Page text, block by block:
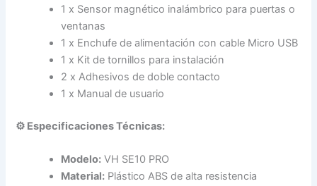
1 x Sensor magnético inalámbrico para puertas o
ventanas
1 x Enchufe de alimentación con cable Micro USB
1 x Kit de tornillos para instalación
2 x Adhesivos de doble contacto
1 x Manual de usuario
⚙️ Especificaciones Técnicas:
Modelo: VH SE10 PRO
Material: Plástico ABS de alta resistencia